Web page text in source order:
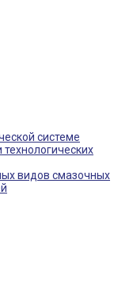
системе
видов смазочных